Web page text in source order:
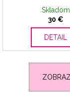
Skladom
30 €
DETAIL